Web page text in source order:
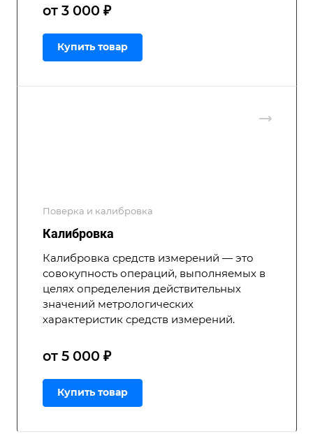
от 3 000 ₽
Купить товар
Поверка и калибровка
Калибровка
Калибровка средств измерений — это
совокупность операций, выполняемых в
целях определения действительных
значений метрологических
характеристик средств измерений.
от 5 000 ₽
Купить товар